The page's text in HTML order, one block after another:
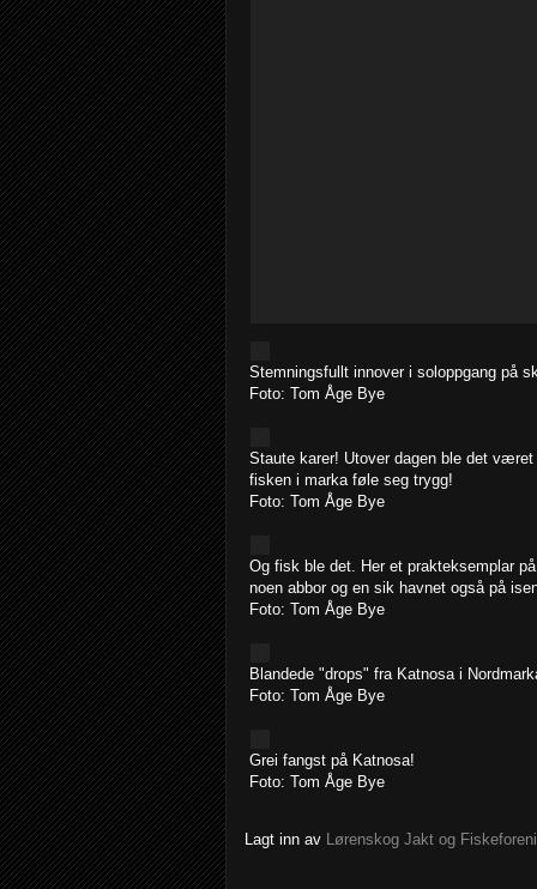
Stemningsfullt innover i soloppgang på
Foto: Tom Åge Bye
Staute karer! Utover dagen ble det
fisken i marka føle seg trygg!
Foto: Tom Åge Bye
Og fisk ble det. Her et prakteksemplar
noen abbor og en sik havnet også på
Foto: Tom Åge Bye
Blandede "drops" fra Katnosa i
Foto: Tom Åge Bye
Grei fangst på Katnosa!
Foto: Tom Åge Bye
Lagt inn av Lørenskog Jakt og